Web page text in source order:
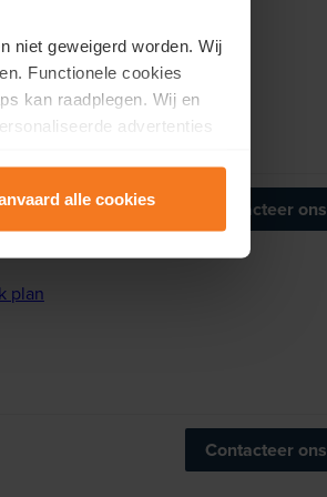
niet geweigerd worden. Wij
Functionele cookies
kan raadplegen. Wij en
advertenties
alle cookies
plan
plan
Contacteer ons
Contacteer ons